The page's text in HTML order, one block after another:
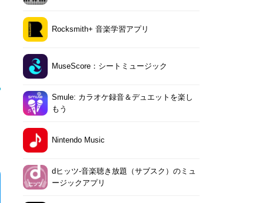
Rocksmith+ 音楽学習アプリ
MuseScore：シートミュージック
Smule: カラオケ録音＆デュエットを楽し
もう
Nintendo Music
dヒッツ-音楽聴き放題（サブスク）のミュ
ージックアプリ